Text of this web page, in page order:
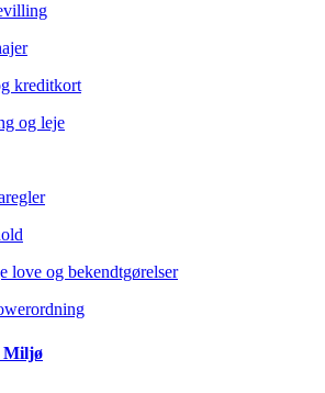
kreditkort
og leje
love og bekendtgørelser
Miljø